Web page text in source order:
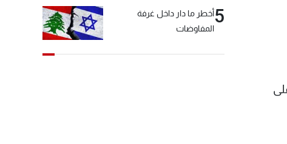
5أخطر ما دار داخل غرفة
المفاوضات